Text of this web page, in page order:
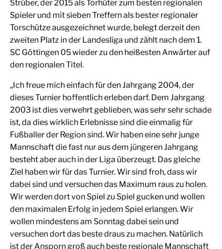
Strüber, der 2015 als Torhüter zum besten regionalen
Spieler und mit sieben Treffern als bester regionaler
Torschütze ausgezeichnet wurde, belegt derzeit den
zweiten Platz in der Landesliga und zählt nach dem 1.
SC Göttingen 05 wieder zu den heißesten Anwärter auf
den regionalen Titel.
„Ich freue mich einfach für den Jahrgang 2004, der
dieses Turnier hoffentlich erleben darf. Dem Jahrgang
2003 ist dies verwehrt geblieben, was sehr sehr schade
ist, da dies wirklich Erlebnisse sind die einmalig für
Fußballer der Region sind. Wir haben eine sehr junge
Mannschaft die fast nur aus dem jüngeren Jahrgang
besteht aber auch in der Liga überzeugt. Das gleiche
Ziel haben wir für das Turnier. Wir sind froh, dass wir
dabei sind und versuchen das Maximum raus zu holen.
Wir werden dort von Spiel zu Spiel gucken und wollen
den maximalen Erfolg in jedem Spiel erlangen. Wir
wollen mindestens am Sonntag dabei sein und
versuchen dort das beste draus zu machen. Natürlich
ist der Ansporn groß auch beste regionale Mannschaft